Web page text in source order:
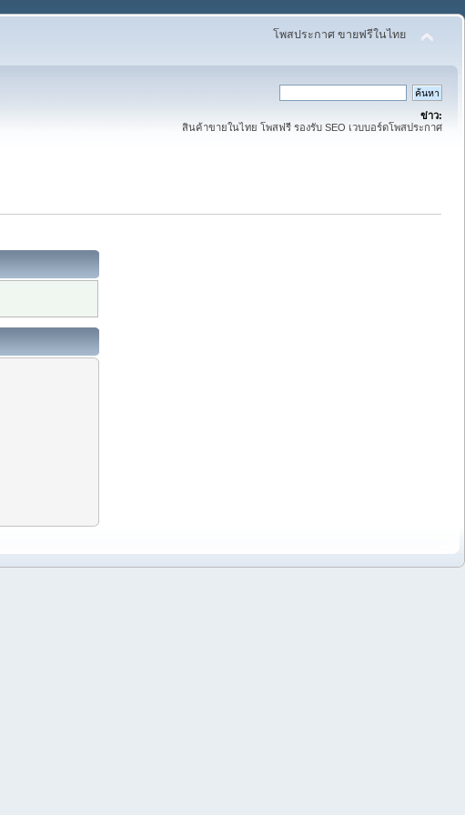
โพสประกาศ ขายฟรีในไทย
ข่าว:
สินค้าขายในไทย โพสฟรี รองรับ SEO เวบบอร์ดโพสประกาศ